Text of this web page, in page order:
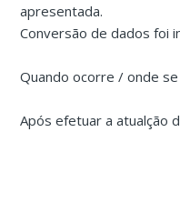
apresentada.
Conversão de dados foi
Quando ocorre / onde se
Após efetuar a atualção